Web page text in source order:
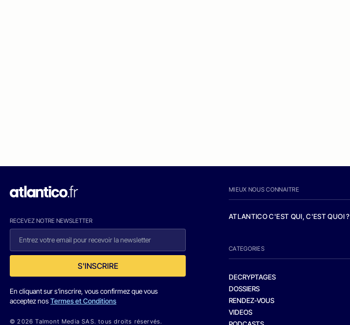
RECEVEZ NOTRE NEWSLETTER
S'INSCRIRE
En cliquant sur s'inscrire, vous confirmez que vous
acceptez nosTermes et Conditions
© 2026 Talmont Media SAS. tous droits réservés.
MIEUX NOUS CONNAITRE
ATLANTICO C'EST QUI, C'EST QUOI ?
CATEGORIES
DECRYPTAGES
DOSSIERS
RENDEZ-VOUS
VIDEOS